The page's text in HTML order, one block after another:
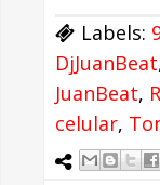
Labels:
DjJuanBeat
JuanBeat,
celular,